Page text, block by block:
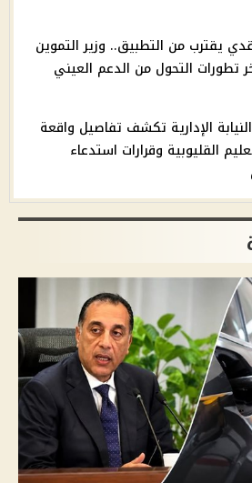
يقترب من التطبيق.. وزير التموين
التحول من الدعم العيني
الإدارية تكشف تفاصيل واقعة
القليوبية وقرارات استدعاء